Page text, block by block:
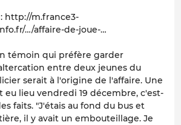
http://m.france3-
…/affaire-de-joue-…
témoin qui préfère garder
entre deux jeunes du
serait à l'origine de l'affaire. Une
eu lieu vendredi 19 décembre, c'est-
faits. "J'étais au fond du bus et
il y avait un embouteillage. Je